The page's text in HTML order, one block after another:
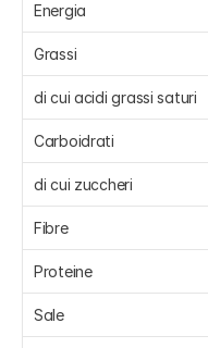
Energia
Grassi
di cui acidi grassi saturi
Carboidrati
di cui zuccheri
Fibre
Proteine
Sale